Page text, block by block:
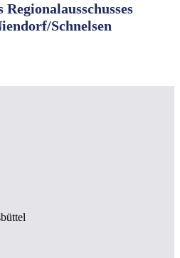
Regionalausschusses
Schnelsen